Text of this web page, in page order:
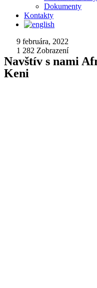
Dokumenty
Kontakty
9 februára, 2022
1 282 Zobrazení
Navštív s nami
Keni